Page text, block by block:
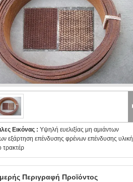
Εικόνας : Υψηλή ευελιξίας μη αμιάντων
εξάρτηση επένδυσης φρένων επένδυσης υλική
τρακτέρ
Περιγραφή Προϊόντος